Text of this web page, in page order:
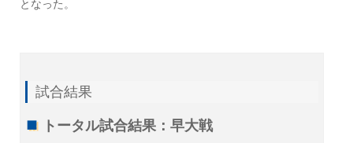
となった。
試合結果
トータル試合結果：早大戦